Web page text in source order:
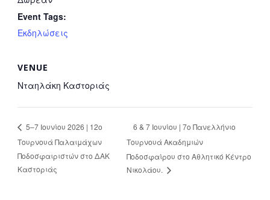
Event Tags:
Εκδηλώσεις
VENUE
Νταηλάκη Καστοριάς
5–7 Ιουνίου 2026 | 12ο
Τουρνουά Παλαιμάχων
Ποδοσφαιριστών στο ΔΑΚ
Καστοριάς
6 & 7 Ιουνίου | 7ο Πανελλήνιο
Τουρνουά Ακαδημιών
Ποδοσφαίρου στο Αθλητικό Κέντρο
Νικολάου.